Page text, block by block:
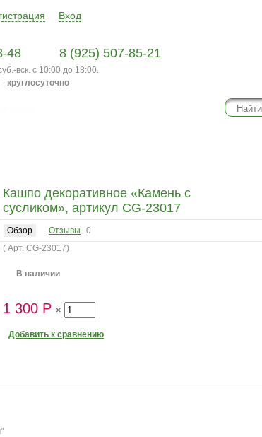
Вход
48 8 (925) 507-85-21
вск. с 10:00 до 18:00.
- круглосуточно
Кашпо декоративное «Камень с
сусликом», артикул CG-23017
Обзор Отзывы
0
( Арт. CG-23017)
В наличии
1 300 Р ×
Добавить к сравнению